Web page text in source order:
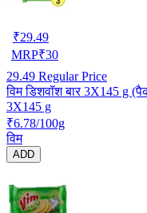
₹29.49
MRP₹30
29.49 Regular Price
विम डिशवॉश बार 3X145 g
3X145 g
₹6.78/100g
विम
ADD